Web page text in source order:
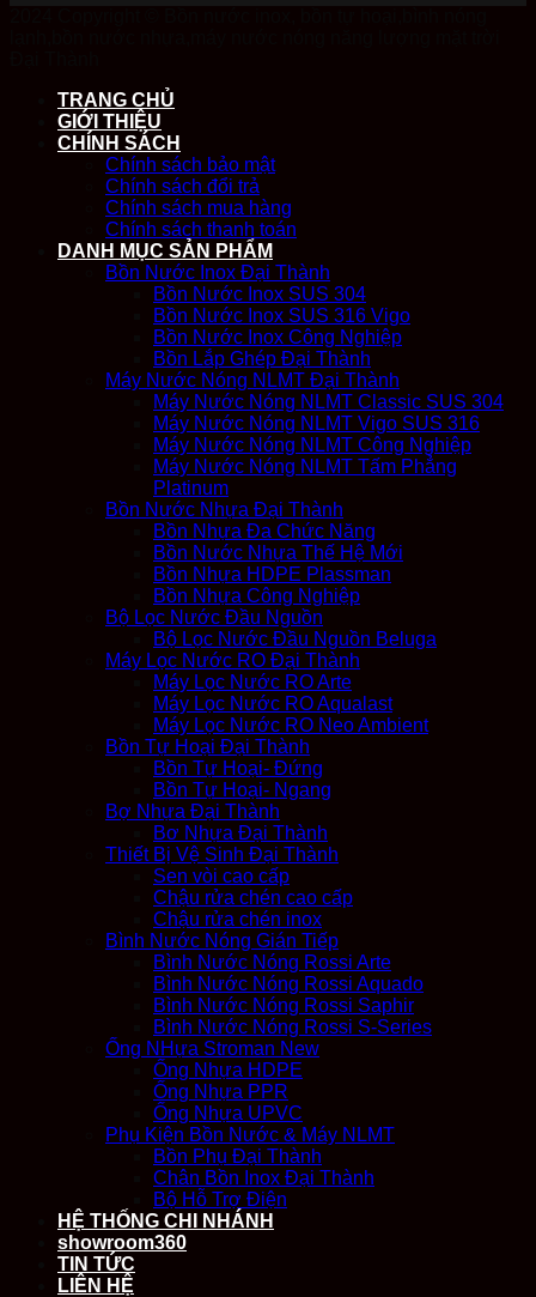
TRANG CHỦ
GIỚI THIỆU
CHÍNH SÁCH
Chính sách bảo mật
Chính sách đổi trả
Chính sách mua hàng
Chính sách thanh toán
DANH MỤC SẢN PHẨM
Bồn Nước Inox Đại Thành
Bồn Nước Inox SUS 304
Bồn Nước Inox SUS 316 Vigo
Bồn Nước Inox Công Nghiệp
Bồn Lắp Ghép Đại Thành
Máy Nước Nóng NLMT Đại Thành
Máy Nước Nóng NLMT Classic SUS 304
Máy Nước Nóng NLMT Vigo SUS 316
Máy Nước Nóng NLMT Công Nghiệp
Máy Nước Nóng NLMT Tấm Phẳng
Platinum
Bồn Nước Nhựa Đại Thành
Bồn Nhựa Đa Chức Năng
Bồn Nước Nhựa Thế Hệ Mới
Bồn Nhựa HDPE Plassman
Bồn Nhựa Công Nghiệp
Bộ Lọc Nước Đầu Nguồn
Bộ Lọc Nước Đầu Nguồn Beluga
Máy Lọc Nước RO Đại Thành
Máy Lọc Nước RO Arte
Máy Lọc Nước RO Aqualast
Máy Lọc Nước RO Neo Ambient
Bồn Tự Hoại Đại Thành
Bồn Tự Hoại- Đứng
Bồn Tự Hoại- Ngang
Bợ Nhựa Đại Thành
Bơ Nhựa Đại Thành
Thiết Bị Vệ Sinh Đại Thành
Sen vòi cao cấp
Chậu rửa chén cao cấp
Chậu rửa chén inox
Bình Nước Nóng Gián Tiếp
Bình Nước Nóng Rossi Arte
Bình Nước Nóng Rossi Aquado
Bình Nước Nóng Rossi Saphir
Bình Nước Nóng Rossi S-Series
Ống NHựa Stroman New
Ống Nhựa HDPE
Ống Nhựa PPR
Ống Nhựa UPVC
Phụ Kiện Bồn Nước & Máy NLMT
Bồn Phụ Đại Thành
Chân Bồn Inox Đại Thành
Bộ Hỗ Trợ Điện
HỆ THỐNG CHI NHÁNH
showroom360
TIN TỨC
LIÊN HỆ